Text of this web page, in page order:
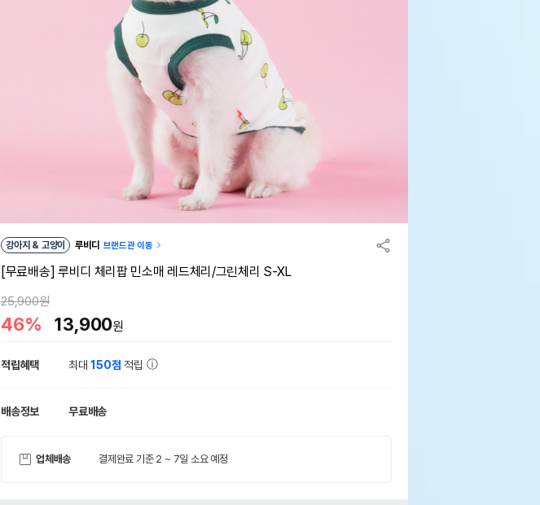
강아지 & 고양이 루비디 브랜드관 이동
[무료배송] 루비디 체리팝 민소매 레드체리/그린체리 S-XL
25,900원
46% 13,900원
적립혜택 최대150점 적립
배송정보 무료배송
업체배송 결제완료 기준 2 ~ 7일 소요 예정